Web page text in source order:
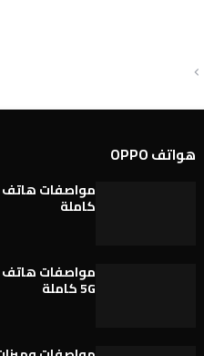
هواتف OPPO
كاملة
5G كاملة